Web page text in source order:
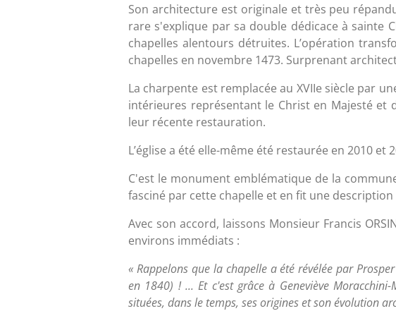
Son architecture est originale et très peu
rare s'explique par sa double dédicace à sainte
chapelles alentours détruites. L’opération
chapelles en novembre 1473. Surprenant
La charpente est remplacée au XVIIe siècle par
intérieures représentant le Christ en Majesté
leur récente restauration.
L’église a été elle-même été restaurée en 2010 et
C'est le monument emblématique de la
fasciné par cette chapelle et en fit une
Avec son accord, laissons Monsieur Francis
environs immédiats :
« Rappelons que la chapelle a été révélée par
en 1840) ! ... Et c'est grâce à Geneviève
situées, dans le temps, ses origines et son évolution